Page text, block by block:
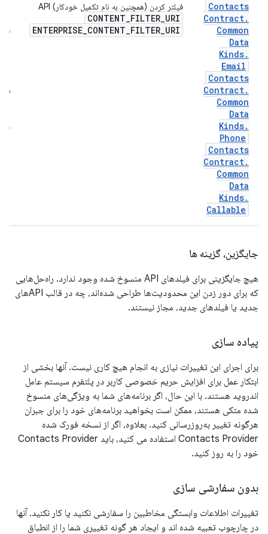
Contacts
Contract.
Common
Data
Kinds.
Email
Contacts
Contract.
Common
Data
Kinds.
Phone
Contacts
Contract.
Common
Data
Kinds.
Callable
فیلتر کردن (همچنین به نام تکمیل خودکار) API
CONTENT_FILTER_URI
ENTERPRISE_CONTENT_FILTER_URI
جایگزین، گزینه ها
هیچ جایگزینی برای فیلدهای API منسوخ شده وجود ندارد. راه‌حل‌هایی
که برای دور زدن این محدودیت‌ها طراحی شده‌اند، چه در قالب APIهای
جدید یا فیلدهای جدید، مجاز نیستند.
پیاده سازی
برای اجرای این تغییرات نیازی به انجام هیچ کاری نیست. آنها بخشی از
ابتکار عمل برای افزایش حریم خصوصی کاربر در پلتفرم سیستم عامل
اندروید هستند. با این حال، اگر برنامه‌های شما به ویژگی‌های منسوخ
شده متکی هستند، ممکن است بخواهید برنامه‌های خود را برای جبران
هرگونه تغییر به‌روزرسانی کنید. بعلاوه، اگر از نسخه فورک شده
Contacts Provider استفاده می کنید، باید Contacts Provider
خود را به روز کنید.
بدون سفارشی سازی
تغییرات اطلاعات وابستگی مخاطبین را سفارشی نکنید یا کار نکنید. آنها
در چارچوب تعبیه شده اند و ایجاد هر گونه تغییری شما را از انطباق